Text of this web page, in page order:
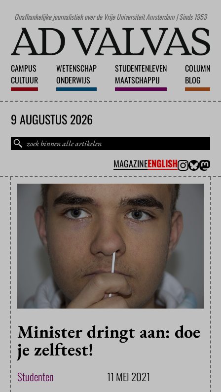
Onafhankelijke journalistiek over de Vrije Universiteit Amsterdam | Sinds 1953
CAMPUS
CULTUUR
WETENSCHAP
ONDERWIJS
STUDENTENLEVEN
MAATSCHAPPIJ
COLUMN
BLOG
9 AUGUSTUS 2026
MAGAZINEENGLISH
Minister dringt aan: doe
je zelftest!
Studenten 11 MEI 2021